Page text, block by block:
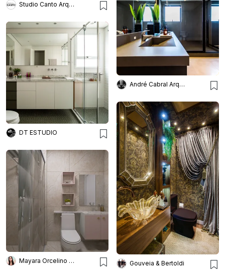
Studio Canto Arquitetura
André Cabral Arquitetura
DT ESTUDIO
Gouveia & Bertoldi
Mayara Orcelino Interiores